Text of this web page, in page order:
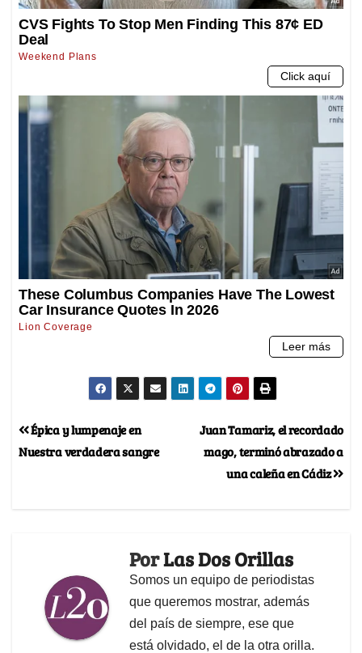
Juan Tamariz, el recordado
mago, terminó abrazado a
una caleña en Cádiz
Épica y lumpenaje en
Nuestra verdadera sangre
PorLas Dos Orillas
Somos un equipo de periodistas
que queremos mostrar, además
del país de siempre, ese que
está olvidado, el de la otra orilla.